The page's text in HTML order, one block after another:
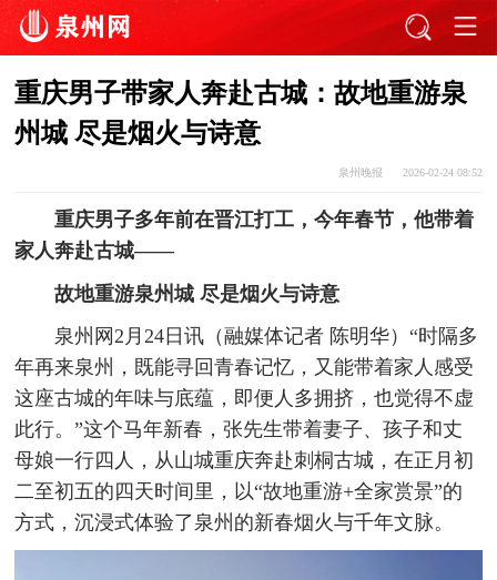
重庆男子带家人奔赴古城：故地重游泉
州城 尽是烟火与诗意
泉州晚报 2026-02-24 08:52
重庆男子多年前在晋江打工，今年春节，他带着
家人奔赴古城——
故地重游泉州城 尽是烟火与诗意
泉州网2月24日讯（融媒体记者 陈明华）“时隔多
年再来泉州，既能寻回青春记忆，又能带着家人感受
这座古城的年味与底蕴，即便人多拥挤，也觉得不虚
此行。”这个马年新春，张先生带着妻子、孩子和丈
母娘一行四人，从山城重庆奔赴刺桐古城，在正月初
二至初五的四天时间里，以“故地重游+全家赏景”的
方式，沉浸式体验了泉州的新春烟火与千年文脉。